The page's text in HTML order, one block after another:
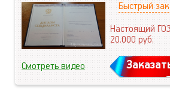
Быстрый
Настоящий
20.000руб.
Смотреть видео